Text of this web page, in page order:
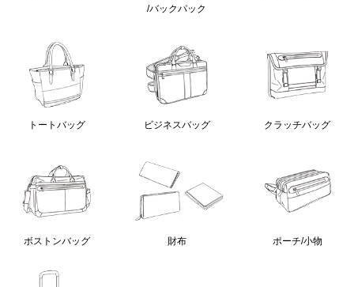
/バックパック
トートバッグ ビジネスバッグ クラッチバッグ
ボストンバッグ 財布 ポーチ/小物